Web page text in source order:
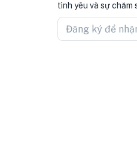
tình yêu và sự chăm
Đăng ký để